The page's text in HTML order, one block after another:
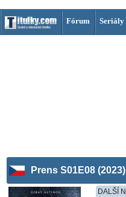
Fórum Seriály
Prens S01E08 (2023)
DALŠÍ